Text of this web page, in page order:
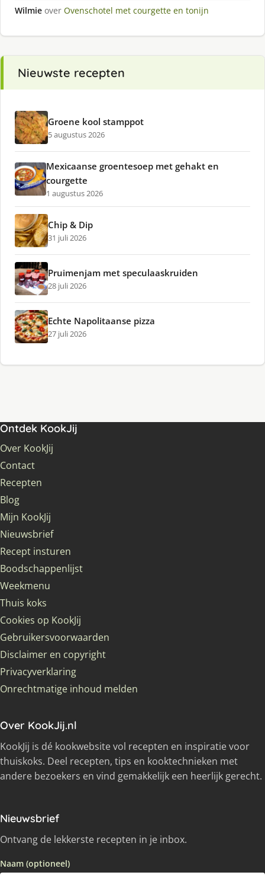
Wilmie over Ovenschotel met courgette en tonijn
Nieuwste recepten
Groene kool stamppot
5 augustus 2026
Mexicaanse groentesoep met gehakt en
courgette
1 augustus 2026
Chip & Dip
31 juli 2026
Pruimenjam met speculaaskruiden
28 juli 2026
Echte Napolitaanse pizza
27 juli 2026
Ontdek KookJij
Over KookJij
Contact
Recepten
Blog
Mijn KookJij
Nieuwsbrief
Recept insturen
Boodschappenlijst
Weekmenu
Thuis koks
Cookies op KookJij
Gebruikersvoorwaarden
Disclaimer en copyright
Privacyverklaring
Onrechtmatige inhoud melden
Over KookJij.nl
KookJij is dé kookwebsite vol recepten en inspiratie voor
thuiskoks. Deel recepten, tips en kooktechnieken met
andere bezoekers en vind gemakkelijk een heerlijk gerecht.
Nieuwsbrief
Ontvang de lekkerste recepten in je inbox.
Naam (optioneel)